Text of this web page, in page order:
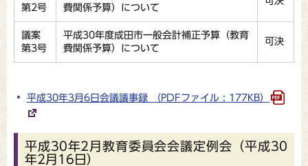
第2号 費関係予算）について
議案
第3号
平成30年度成田市一般会計補正予算（教育
費関係予算）について
可決
平成30年3月6日会議議事録 （PDFファイル : 177KB）
平成30年2月教育委員会会議定例会（平成30
年2月16日）